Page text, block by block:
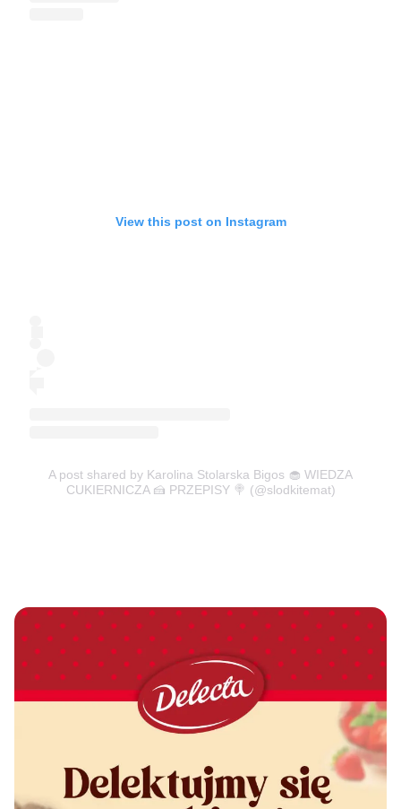
View this post on Instagram
A post shared by Karolina Stolarska Bigos 🧁 WIEDZA
CUKIERNICZA 🍰 PRZEPISY 🍭 (@slodkitemat)